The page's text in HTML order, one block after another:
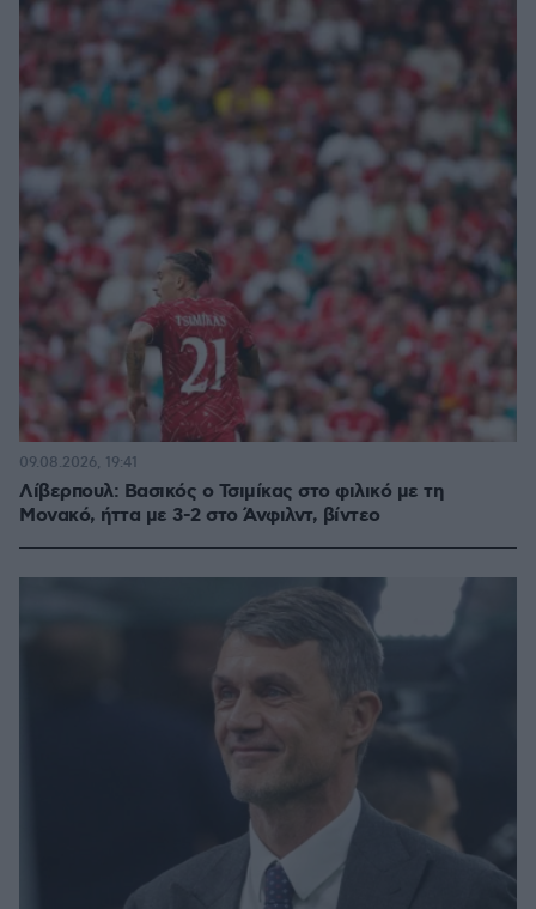
Λίβερπουλ: Βασικός ο Τσιμίκας στο φιλικό με τη
Μονακό, ήττα με 3-2 στο Άνφιλντ, βίντεο
09.08.2026, 19:41